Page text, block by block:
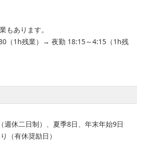
もあります。
（1h残業）→ 夜勤 18:15～4:15（1h残
週休二日制）、夏季8日、年末年始9日
（有休奨励日）